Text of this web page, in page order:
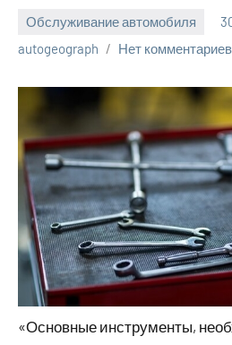
Обслуживание автомобиля
autogeograph
Нет комментариев
«Основные инструменты,